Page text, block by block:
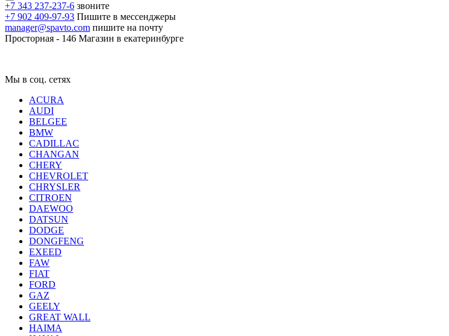
+7 343 237-237-6 звоните
+7 902 409-97-93 Пишите в мессенджеры
manager@spavto.com пишите на почту
Просторная - 146 Магазин в екатеринбурге
Мы в соц. сетях
ACURA
AUDI
BELGEE
BMW
CADILLAC
CHANGAN
CHERY
CHEVROLET
CHRYSLER
CITROEN
DAEWOO
DATSUN
DODGE
DONGFENG
EXEED
FAW
FIAT
FORD
GAZ
GEELY
GREAT WALL
HAIMA